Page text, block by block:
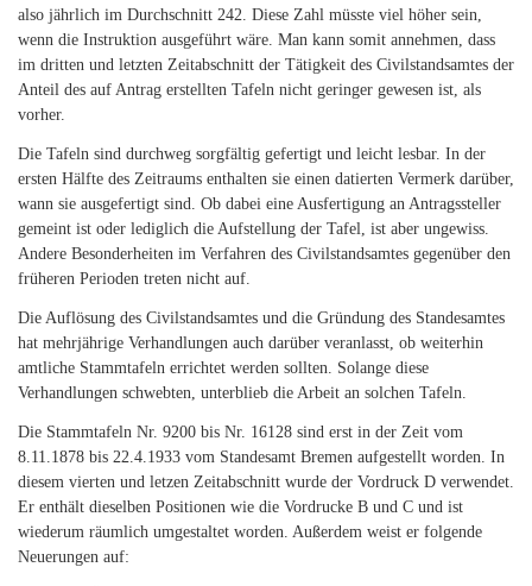
also jährlich im Durchschnitt 242. Diese Zahl müsste viel höher sein,
wenn die Instruktion ausgeführt wäre. Man kann somit annehmen, dass
im dritten und letzten Zeitabschnitt der Tätigkeit des Civilstandsamtes der
Anteil des auf Antrag erstellten Tafeln nicht geringer gewesen ist, als
vorher.
Die Tafeln sind durchweg sorgfältig gefertigt und leicht lesbar. In der
ersten Hälfte des Zeitraums enthalten sie einen datierten Vermerk darüber,
wann sie ausgefertigt sind. Ob dabei eine Ausfertigung an Antragssteller
gemeint ist oder lediglich die Aufstellung der Tafel, ist aber ungewiss.
Andere Besonderheiten im Verfahren des Civilstandsamtes gegenüber den
früheren Perioden treten nicht auf.
Die Auflösung des Civilstandsamtes und die Gründung des Standesamtes
hat mehrjährige Verhandlungen auch darüber veranlasst, ob weiterhin
amtliche Stammtafeln errichtet werden sollten. Solange diese
Verhandlungen schwebten, unterblieb die Arbeit an solchen Tafeln.
Die Stammtafeln Nr. 9200 bis Nr. 16128 sind erst in der Zeit vom
8.11.1878 bis 22.4.1933 vom Standesamt Bremen aufgestellt worden. In
diesem vierten und letzen Zeitabschnitt wurde der Vordruck D verwendet.
Er enthält dieselben Positionen wie die Vordrucke B und C und ist
wiederum räumlich umgestaltet worden. Außerdem weist er folgende
Neuerungen auf: